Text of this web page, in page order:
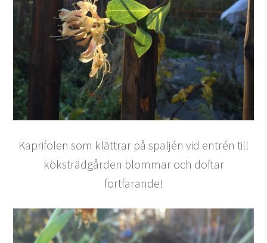
Kaprifolen som klättrar på spaljén vid entrén till
köksträdgården blommar och doftar
fortfarande!